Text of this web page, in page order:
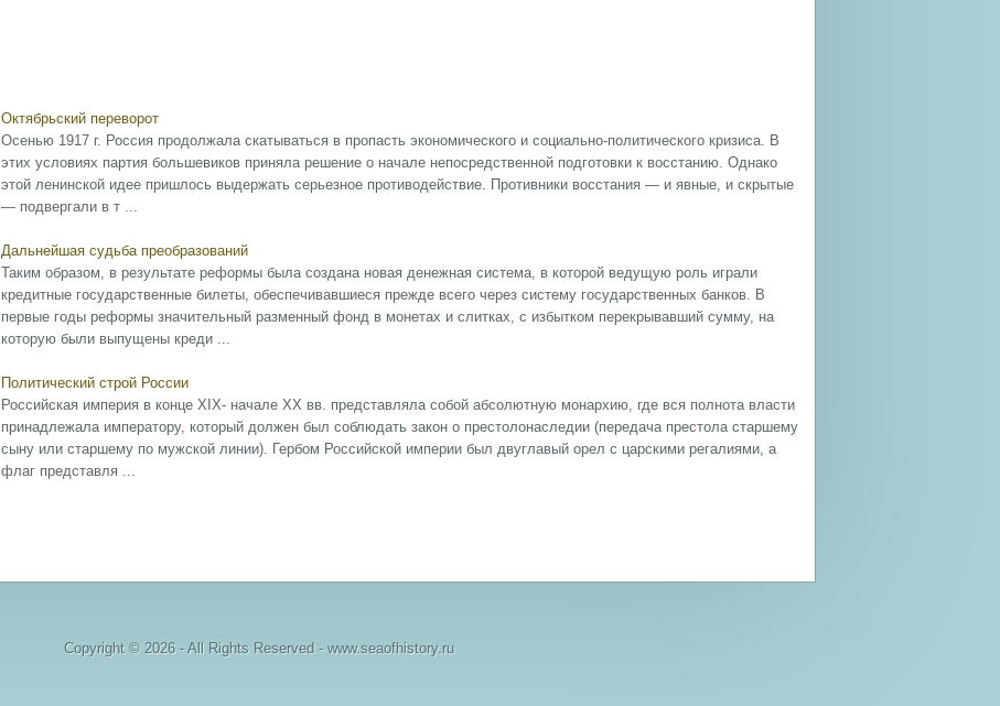
Октябрьский переворот
Осенью 1917 г. Россия продолжала скатываться в пропасть экономического и социально-политического кризиса. В
этих условиях партия большевиков приняла решение о начале непосредственной подготовки к восстанию. Однако
этой ленинской идее пришлось выдержать серьезное противодействие. Противники восстания — и явные, и скрытые
— подвергали в т ...
Дальнейшая судьба преобразований
Таким образом, в результате реформы была создана новая денежная система, в которой ведущую роль играли
кредитные государственные билеты, обеспечивавшиеся прежде всего через систему государственных банков. В
первые годы реформы значительный разменный фонд в монетах и слитках, с избытком перекрывавший сумму, на
которую были выпущены креди ...
Политический строй России
Российская империя в конце XIX- начале XX вв. представляла собой абсолютную монархию, где вся полнота власти
принадлежала императору, который должен был соблюдать закон о престолонаследии (передача престола старшему
сыну или старшему по мужской линии). Гербом Российской империи был двуглавый орел с царскими регалиями, а
флаг представля ...
Copyright © 2026 - All Rights Reserved - www.seaofhistory.ru